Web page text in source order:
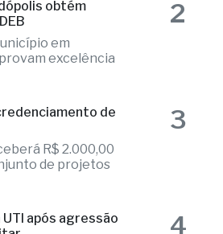
obtém
em
excelência
2
de
R$ 2.000,00
de projetos
3
após agressão
4